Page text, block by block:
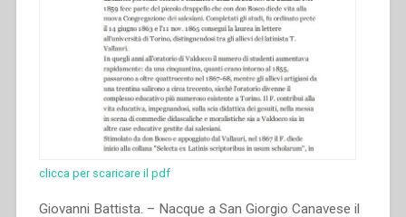
clicca per scaricare il pdf
Giovanni Battista. – Nacque a San Giorgio Canavese il